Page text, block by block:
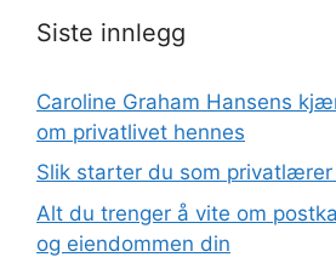
Siste innlegg
Caroline Graham Hansens
om privatlivet hennes
Slik starter du som
Alt du trenger å vite om
og eiendommen din